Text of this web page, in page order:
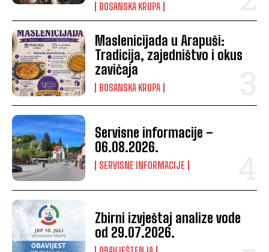
BOSANSKA KRUPA
Maslenicijada u Arapuši:
Tradicija, zajedništvo i okus
zavičaja
BOSANSKA KRUPA
Servisne informacije –
06.08.2026.
SERVISNE INFORMACIJE
Zbirni izvještaj analize vode
od 29.07.2026.